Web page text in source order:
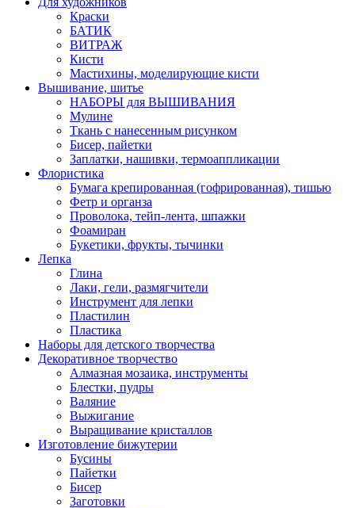
Краски
БАТИК
ВИТРАЖ
Кисти
Мастихины, моделирующие кисти
Вышивание, шитье
НАБОРЫ для ВЫШИВАНИЯ
Мулине
Ткань с нанесенным рисунком
Бисер, пайетки
Заплатки, нашивки, термоаппликации
Флористика
Бумага крепированная (гофрированная), тишью
Фетр и органза
Проволока, тейп-лента, шпажки
Фоамиран
Букетики, фрукты, тычинки
Лепка
Глина
Лаки, гели, размягчители
Инструмент для лепки
Пластилин
Пластика
Наборы для детского творчества
Декоративное творчество
Алмазная мозаика, инструменты
Блестки, пудры
Валяние
Выжигание
Выращивание кристаллов
Изготовление бижутерии
Бусины
Пайетки
Бисер
Заготовки